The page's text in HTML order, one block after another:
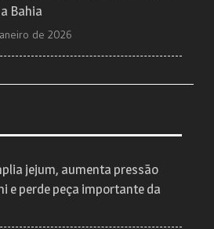
Bahia
de 2026
jejum, aumenta pressão
e perde peça importante da